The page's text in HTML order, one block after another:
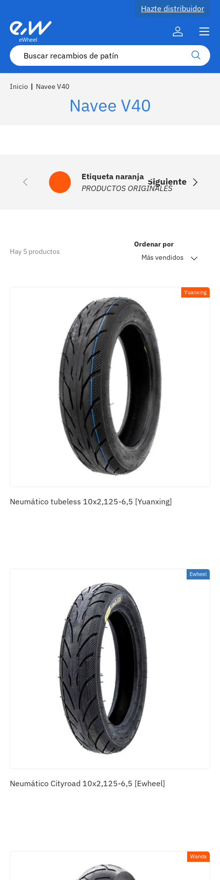
Ir al contenido
Hazte distribuidor
Buscar Buscar
Cuenta
Menú
Inicio | Navee V40
Navee V40
Anterior Siguiente
Etiqueta naranja
PRODUCTOS ORIGINALES
Hay 5 productos
Ordenar por
Más vendidos
Yuanxing
Neumático tubeless 10x2,125-6,5 [Yuanxing]
Ewheel
Neumático Cityroad 10x2,125-6,5 [Ewheel]
Wanda